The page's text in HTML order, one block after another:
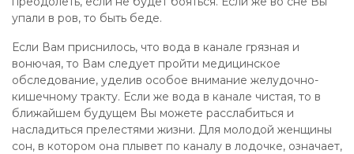
упали в ров, то быть беде.
Если Вам приснилось, что вода в канале грязная и
вонючая, то Вам следует пройти медицинское
обследование, уделив особое внимание желудочно-
кишечному тракту. Если же вода в канале чистая, то в
ближайшем будущем Вы можете расслабиться и
насладиться прелестями жизни. Для молодой женщины
сон, в котором она плывет по каналу в лодочке, означает,